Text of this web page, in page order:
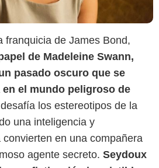
franquicia de James Bond,
de Madeleine Swann,
pasado oscuro que se
el mundo peligroso de
los estereotipos de la
una inteligencia y
en una compañera
agente secreto. Seydoux
IMDb